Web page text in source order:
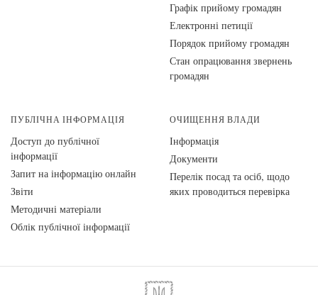
Графік прийому громадян
Електронні петиції
Порядок прийому громадян
Стан опрацювання звернень
громадян
ПУБЛІЧНА ІНФОРМАЦІЯ
Доступ до публічної
інформації
Запит на інформацію онлайн
Звіти
Методичні матеріали
Облік публічної інформації
ОЧИЩЕННЯ ВЛАДИ
Інформація
Документи
Перелік посад та осіб, щодо
яких проводиться перевірка